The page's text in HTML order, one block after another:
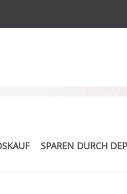
SPAREN DURCH
ex Japan